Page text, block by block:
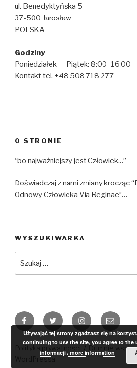
ul. Benedyktyńska 5
37-500 Jarosław
POLSKA
Godziny
Poniedziałek — Piątek: 8:00–16:00
Kontakt tel. +48 508 718 277
O STRONIE
“bo najważniejszy jest Człowiek…”
Doświadczaj z nami zmiany krocząc
Odnowy Człowieka Via Reginae”…
WYSZUKIWARKA
FacebookTwitter InstagramEmail
Polityka prywatności
Dumnie
WordPressa
Używająć tej strony zgadzasz się na
continuing to use the site, you agree to the
informacji / more information